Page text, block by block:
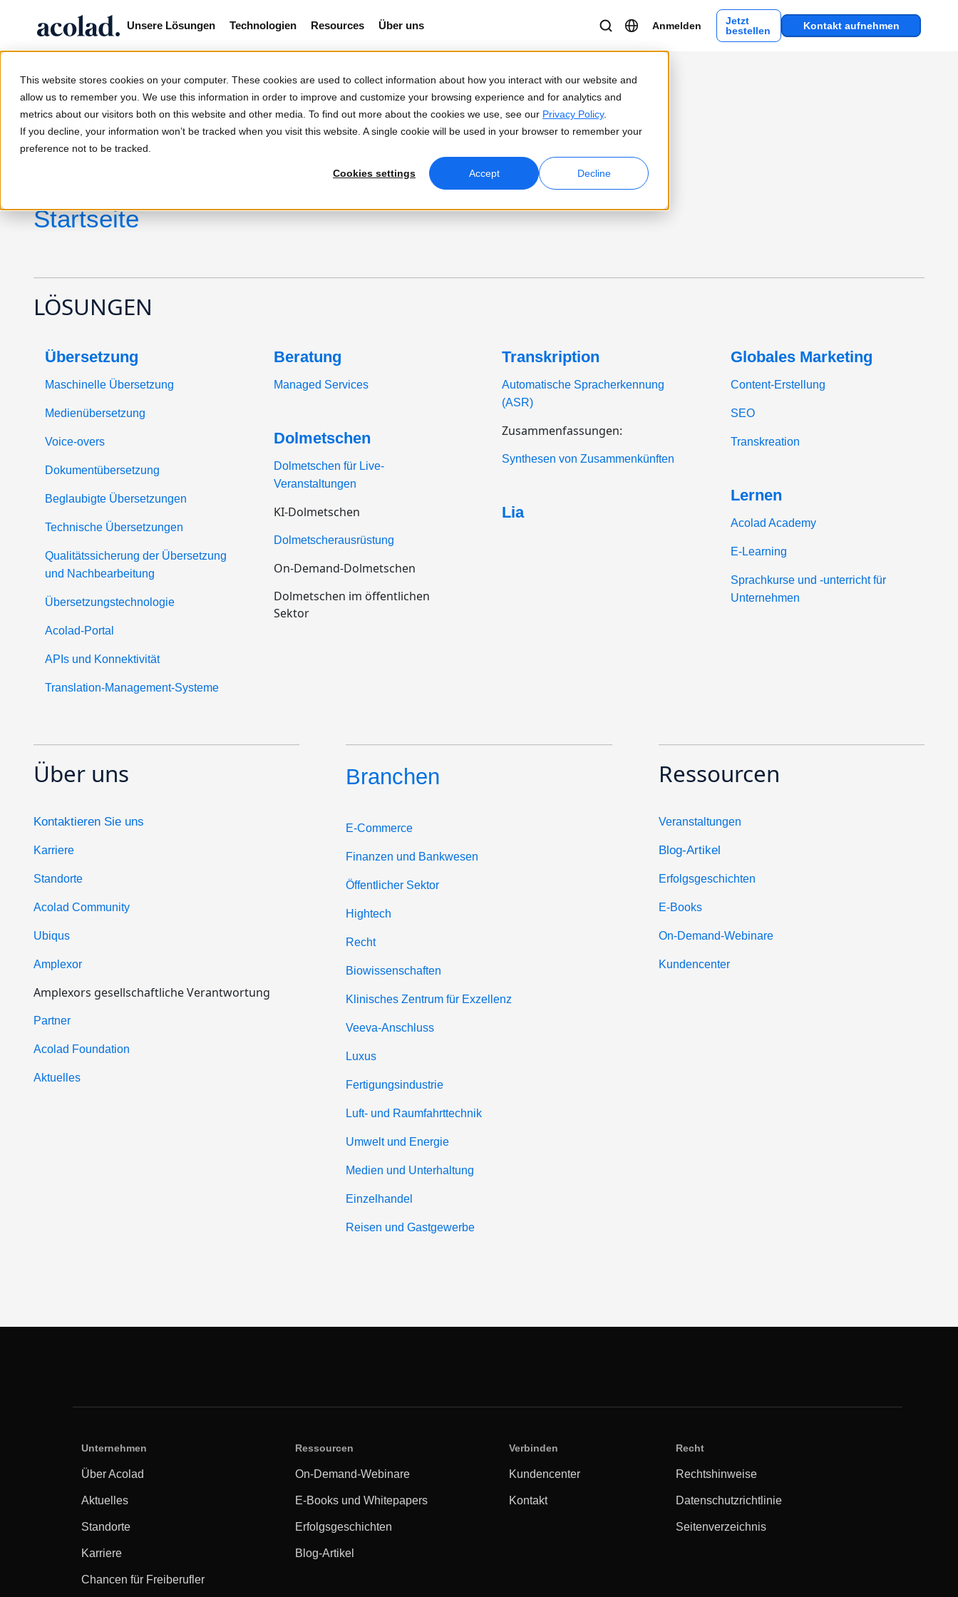
This website stores cookies on your computer. These cookies are used to collect information about how you interact with our website and
allow us to remember you. We use this information in order to improve and customize your browsing experience and for analytics and
metrics about our visitors both on this website and other media. To find out more about the cookies we use, see our Privacy Policy.
If you decline, your information won’t be tracked when you visit this website. A single cookie will be used in your browser to remember your
preference not to be tracked.
Cookies settings Accept Decline
Unsere Lösungen Technologien Resources Über uns Anmelden
Jetzt
bestellen
Kontakt aufnehmen
Sitemap
Startseite
LÖSUNGEN
Übersetzung
Maschinelle Übersetzung
Medienübersetzung
Voice-overs
Dokumentübersetzung
Beglaubigte Übersetzungen
Technische Übersetzungen
Qualitätssicherung der Übersetzung
und Nachbearbeitung
Übersetzungstechnologie
Acolad-Portal
APIs und Konnektivität
Translation-Management-Systeme
Beratung
Managed Services
Dolmetschen
Dolmetschen für Live-
Veranstaltungen
KI-Dolmetschen
Dolmetscherausrüstung
On-Demand-Dolmetschen
Dolmetschen im öffentlichen
Sektor
Transkription
Automatische Spracherkennung
(ASR)
Zusammenfassungen:
Synthesen von Zusammenkünften
Lia
Globales Marketing
Content-Erstellung
SEO
Transkreation
Lernen
Acolad Academy
E-Learning
Sprachkurse und -unterricht für
Unternehmen
Über uns
Kontaktieren Sie uns
Karriere
Standorte
Acolad Community
Ubiqus
Amplexor
Amplexors gesellschaftliche Verantwortung
Partner
Acolad Foundation
Aktuelles
Branchen
E-Commerce
Finanzen und Bankwesen
Öffentlicher Sektor
Hightech
Recht
Biowissenschaften
Klinisches Zentrum für Exzellenz
Veeva-Anschluss
Luxus
Fertigungsindustrie
Luft- und Raumfahrttechnik
Umwelt und Energie
Medien und Unterhaltung
Einzelhandel
Reisen und Gastgewerbe
Ressourcen
Veranstaltungen
Blog-Artikel
Erfolgsgeschichten
E-Books
On-Demand-Webinare
Kundencenter
Unternehmen
Über Acolad
Aktuelles
Standorte
Karriere
Chancen für Freiberufler
Ressourcen
On-Demand-Webinare
E-Books und Whitepapers
Erfolgsgeschichten
Blog-Artikel
Verbinden
Kundencenter
Kontakt
Recht
Rechtshinweise
Datenschutzrichtlinie
Seitenverzeichnis